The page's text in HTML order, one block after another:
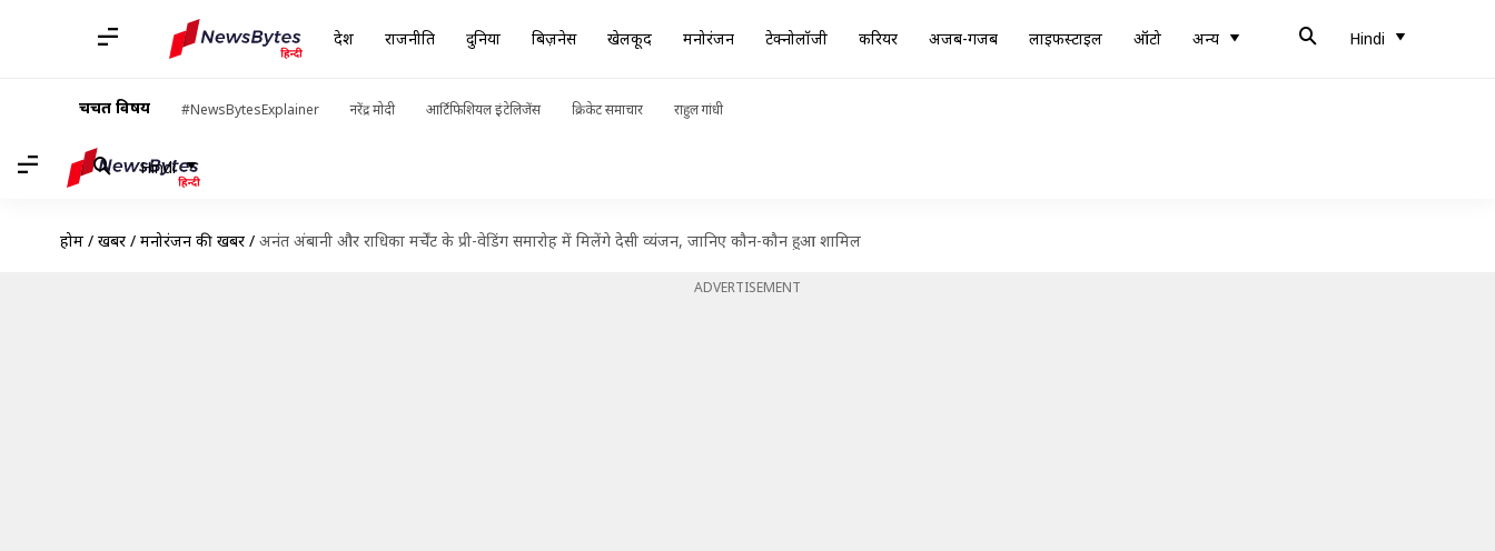
देश राजनीति दुनिया बिज़नेस खेलकूद मनोरंजन टेक्नोलॉजी करियर अजब-गजब लाइफस्टाइल ऑटो अन्य Hindi
चर्चित विषय #NewsBytesExplainer नरेंद्र मोदी आर्टिफिशियल इंटेलिजेंस क्रिकेट समाचार राहुल गांधी
Hindi
होम / खबरें / मनोरंजन की खबरें / अनंत अंबानी और राधिका मर्चेंट के प्री-वेडिंग समारोह में मिलेंगे देसी व्यंजन, जानिए कौन-कौन हुआ शामिल
ADVERTISEMENT